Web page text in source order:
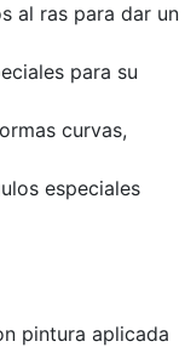
al ras para dar un
para su
curvas,
especiales
pintura aplicada